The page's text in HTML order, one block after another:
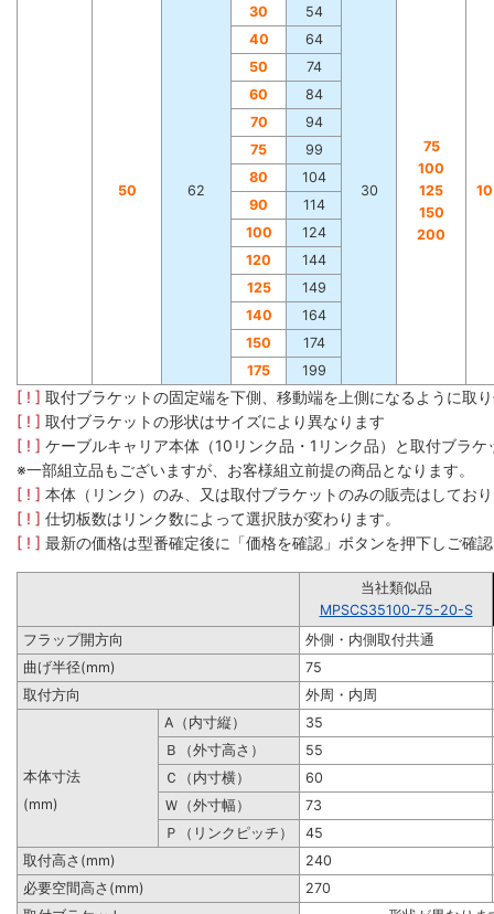
50 62
30 54
30
75
100
125
150
200
40
64
50
74
60
84
70
94
75
99
80
104
90
114
100
124
120
144
125
149
140
164
150
174
175
199
[ ! ] 取付ブラケットの固定端を下側、移動端を上側になるように取
[ ! ] 取付ブラケットの形状はサイズにより異なります
[ ! ] ケーブルキャリア本体（10リンク品・1リンク品）と取付ブラ
※一部組立品もございますが、お客様組立前提の商品となります。
[ ! ] 本体（リンク）のみ、又は取付ブラケットのみの販売はしてお
[ ! ] 仕切板数はリンク数によって選択肢が変わります。
[ ! ] 最新の価格は型番確定後に「価格を確認」ボタンを押下しご確
当社類似品
MPSCS35100-75-20-S
フラップ開方向
外側・内側取付共通
曲げ半径(mm)
75
取付方向
外周・内周
A（内寸縦）
35
Ｂ（外寸高さ）
55
本体寸法
Ｃ（内寸横）
60
(mm)
Ｗ（外寸幅）
73
Ｐ（リンクピッチ）
45
取付高さ(mm)
240
必要空間高さ(mm)
270